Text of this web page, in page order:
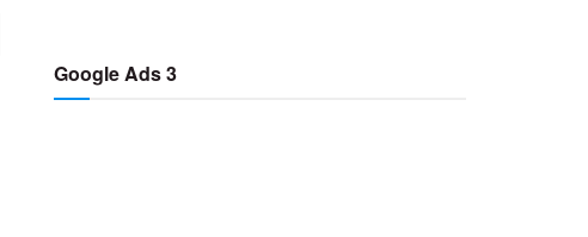
Google Ads 3